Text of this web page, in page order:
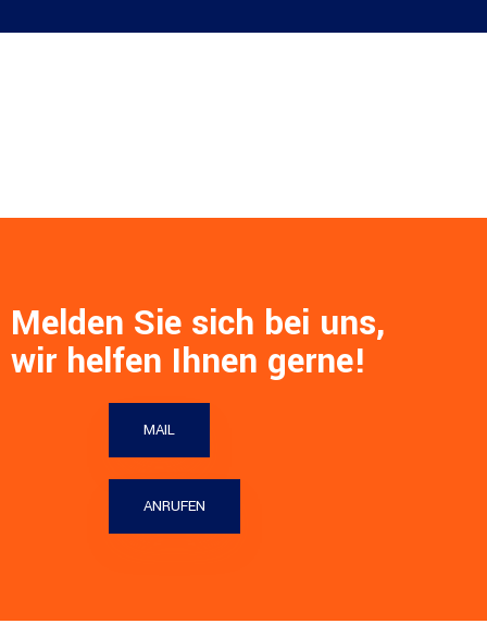
Melden Sie sich bei uns,
wir helfen Ihnen gerne!
MAIL
ANRUFEN